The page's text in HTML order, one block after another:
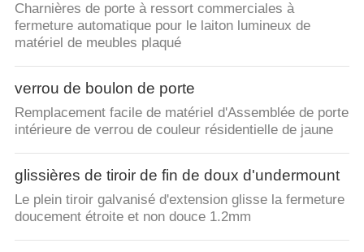
Charnières de porte à ressort commerciales à
fermeture automatique pour le laiton lumineux de
matériel de meubles plaqué
verrou de boulon de porte
Remplacement facile de matériel d'Assemblée de porte
intérieure de verrou de couleur résidentielle de jaune
glissières de tiroir de fin de doux d'undermount
Le plein tiroir galvanisé d'extension glisse la fermeture
doucement étroite et non douce 1.2mm